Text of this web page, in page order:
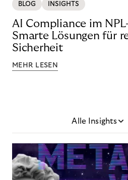
BLOG INSIGHTS
AI Compliance im
Smarte Lösungen für
Sicherheit
MEHR LESEN
Alle Insights